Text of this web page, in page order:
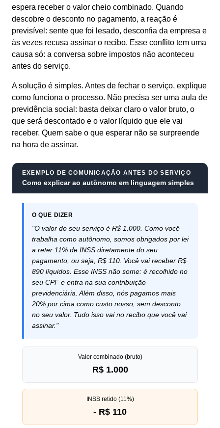
espera receber o valor cheio combinado. Quando
descobre o desconto no pagamento, a reação é
previsível: sente que foi lesado, desconfia da empresa e
às vezes recusa assinar o recibo. Esse conflito tem uma
causa só: a conversa sobre impostos não aconteceu
antes do serviço.
A solução é simples. Antes de fechar o serviço, explique
como funciona o processo. Não precisa ser uma aula de
previdência social: basta deixar claro o valor bruto, o
que será descontado e o valor líquido que ele vai
receber. Quem sabe o que esperar não se surpreende
na hora de assinar.
EXEMPLO DE COMUNICAÇÃO ANTES DO SERVIÇO
Como explicar ao autônomo em linguagem simples
O QUE DIZER
"O valor do seu serviço é R$ 1.000. Como você
trabalha como autônomo, somos obrigados por lei
a reter 11% de INSS diretamente do seu
pagamento, ou seja, R$ 110. Você vai receber R$
890 líquidos. Esse INSS não some: é recolhido no
seu CPF e entra na sua contribuição
previdenciária. Além disso, nós pagamos mais
20% por cima como custo nosso, sem desconto
no seu valor. Tudo isso vai no recibo que você vai
assinar."
Valor combinado (bruto)
R$ 1.000
INSS retido (11%)
- R$ 110